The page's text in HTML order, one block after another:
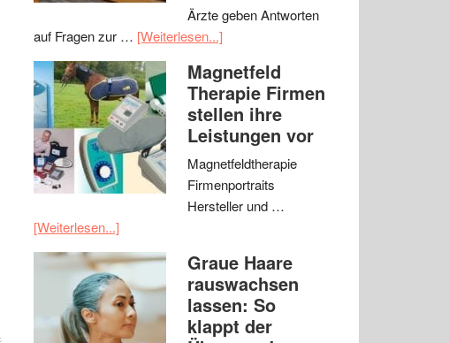
Ärzte geben Antworten
auf Fragen zur … [Weiterlesen...]
Magnetfeld
Therapie Firmen
stellen ihre
Leistungen vor
Magnetfeldtherapie
Firmenportraits
Hersteller und …
[Weiterlesen...]
Graue Haare
rauswachsen
lassen: So
klappt der